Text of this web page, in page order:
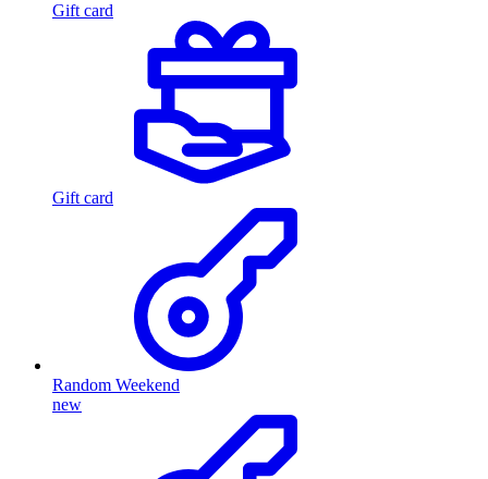
Gift card
Gift card
Random Weekend
new